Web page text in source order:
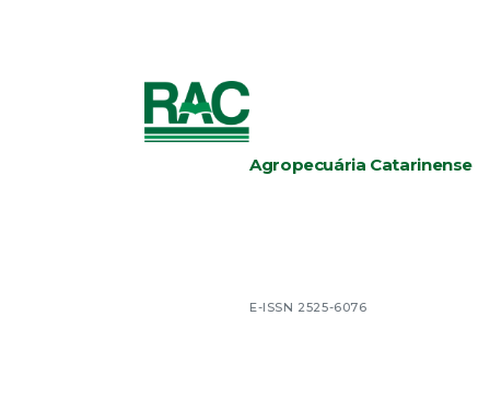
Agropecuária Catarinense
E-ISSN 2525-6076